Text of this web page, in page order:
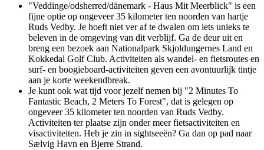
"Veddinge/odsherred/dänemark - Haus Mit Meerblick" is een
fijne optie op ongeveer 35 kilometer ten noorden van hartje
Ruds Vedby. Je hoeft niet ver af te dwalen om iets unieks te
beleven in de omgeving van dit verblijf. Ga de deur uit en
breng een bezoek aan Nationalpark Skjoldungernes Land en
Kokkedal Golf Club. Activiteiten als wandel- en fietsroutes en
surf- en boogieboard-activiteiten geven een avontuurlijk tintje
aan je korte weekendbreak.
Je kunt ook wat tijd voor jezelf nemen bij "2 Minutes To
Fantastic Beach, 2 Meters To Forest", dat is gelegen op
ongeveer 35 kilometer ten noorden van Ruds Vedby.
Activiteiten ter plaatse zijn onder meer fietsactiviteiten en
visactiviteiten. Heb je zin in sightseeën? Ga dan op pad naar
Sælvig Havn en Bjerre Strand.